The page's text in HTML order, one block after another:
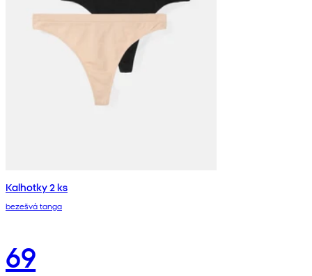
Kalhotky 2 ks
bezešvá tanga
69